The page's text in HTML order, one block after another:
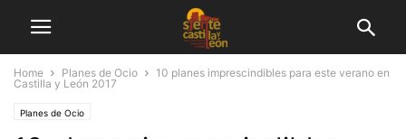
Home Planes de Ocio
10 planes imprescindibles para este verano en
Castilla y León 2017
Planes de Ocio